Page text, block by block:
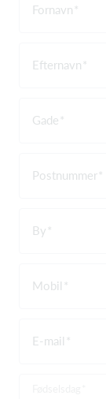
Fornavn
Efternavn
Gade
Postnummer
By
Mobil
E-mail